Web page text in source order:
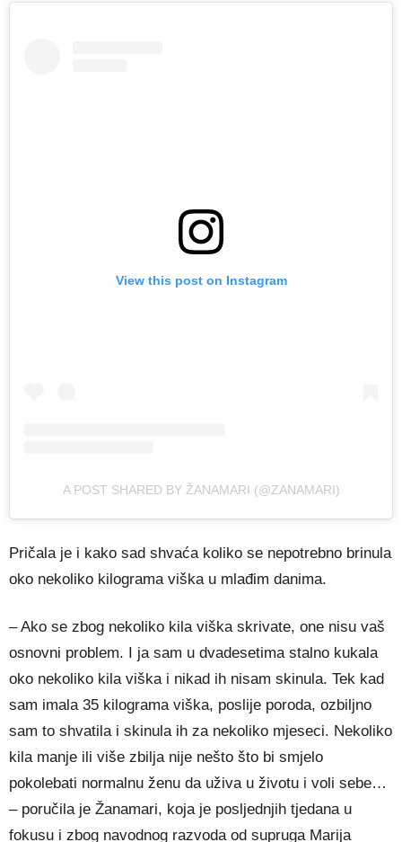
View this post on Instagram
A POST SHARED BY ŽANAMARI (@ZANAMARI)
Pričala je i kako sad shvaća koliko se nepotrebno brinula
oko nekoliko kilograma viška u mlađim danima.
– Ako se zbog nekoliko kila viška skrivate, one nisu vaš
osnovni problem. I ja sam u dvadesetima stalno kukala
oko nekoliko kila viška i nikad ih nisam skinula. Tek kad
sam imala 35 kilograma viška, poslije poroda, ozbiljno
sam to shvatila i skinula ih za nekoliko mjeseci. Nekoliko
kila manje ili više zbilja nije nešto što bi smjelo
pokolebati normalnu ženu da uživa u životu i voli sebe…
– poručila je Žanamari, koja je posljednjih tjedana u
fokusu i zbog navodnog razvoda od supruga Marija